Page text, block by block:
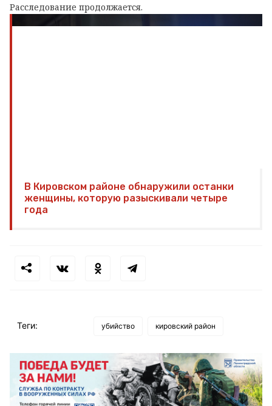
Расследование продолжается.
В Кировском районе обнаружили останки
женщины, которую разыскивали четыре
года
Теги: убийство кировский район